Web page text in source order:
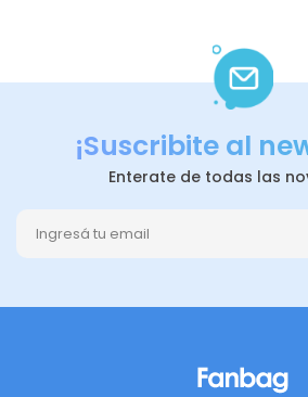
¡Suscribite al
Enterate de todas las